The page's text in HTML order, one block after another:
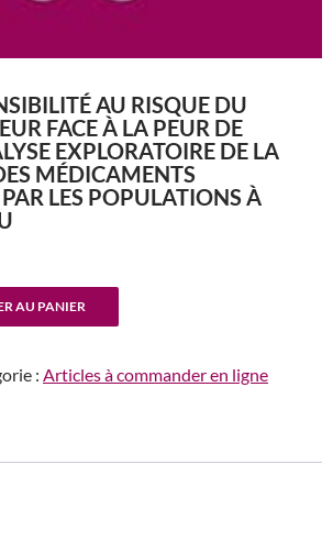
AU RISQUE DU
FACE À LA PEUR DE
EXPLORATOIRE DE LA
MÉDICAMENTS
LES POPULATIONS À
AU PANIER
: Articles à commander en ligne